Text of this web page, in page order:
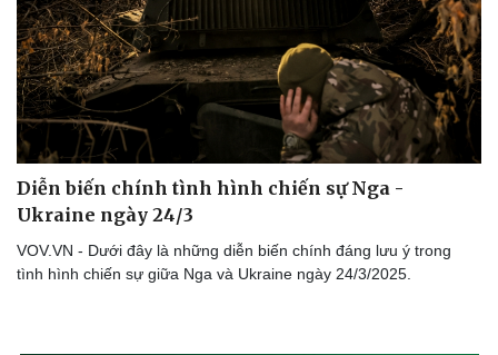
Doanh nghiệp
Thông tin doanh nghiệp
Doanh nghiệp 24h
Doanh nhân
Vì cộng đồng
Công nghệ
Sành điệu
Tin Công nghệ
Trải nghiệm
Chuyển đổi số
Diễn biến chính tình hình chiến sự Nga -
Ukraine ngày 24/3
VOV.VN - Dưới đây là những diễn biến chính đáng lưu ý trong
tình hình chiến sự giữa Nga và Ukraine ngày 24/3/2025.